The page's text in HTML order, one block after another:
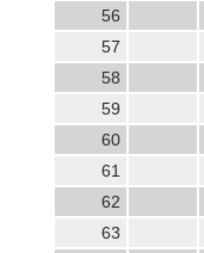
56
57
58
59
60
61
62
63